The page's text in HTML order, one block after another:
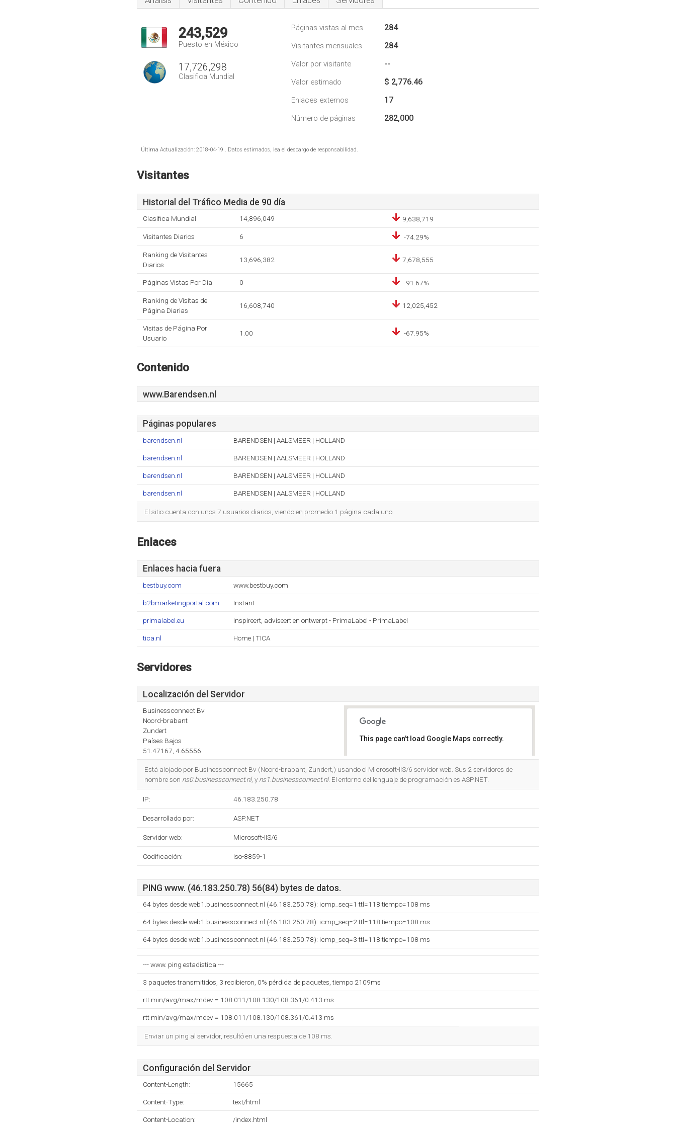
243,529
Puesto en México
17,726,298
Clasifica Mundial
Páginas vistas al mes 284
Visitantes mensuales 284
Valor por visitante --
Valor estimado $ 2,776.46
Enlaces externos 17
Número de páginas 282,000
Última Actualización: 2018-04-19 . Datos estimados, lea el descargo de responsabilidad.
Visitantes
Historial del Tráfico Media de 90 día
Clasifica Mundial 14,896,049 9,638,719
Visitantes Diarios 6 -74.29%
Ranking de Visitantes
Diarios
13,696,382 7,678,555
Páginas Vistas Por Dia 0 -91.67%
Ranking de Visitas de
Página Diarias
16,608,740 12,025,452
Visitas de Página Por
Usuario
1.00 -67.95%
Contenido
www.Barendsen.nl
Páginas populares
barendsen.nl BARENDSEN | AALSMEER | HOLLAND
barendsen.nl BARENDSEN | AALSMEER | HOLLAND
barendsen.nl BARENDSEN | AALSMEER | HOLLAND
barendsen.nl BARENDSEN | AALSMEER | HOLLAND
El sitio cuenta con unos 7 usuarios diarios, viendo en promedio 1 página cada uno.
Enlaces
Enlaces hacia fuera
bestbuy.com www.bestbuy.com
b2bmarketingportal.com Instant
primalabel.eu inspireert, adviseert en ontwerpt - PrimaLabel - PrimaLabel
tica.nl Home | TICA
Servidores
Localización del Servidor
Businessconnect Bv
Noord-brabant
Zundert
Países Bajos
51.47167, 4.65556
This page can't load Google Maps correctly.
Está alojado por Businessconnect Bv (Noord-brabant, Zundert,) usando el Microsoft-IIS/6 servidor web. Sus 2 servidores de
nombre son ns0.businessconnect.nl, y ns1.businessconnect.nl. El entorno del lenguaje de programación es ASP.NET.
IP: 46.183.250.78
Desarrollado por: ASP.NET
Servidor web: Microsoft-IIS/6
Codificación: iso-8859-1
PING www. (46.183.250.78) 56(84) bytes de datos.
64 bytes desde web1.businessconnect.nl (46.183.250.78): icmp_seq=1 ttl=118 tiempo=108 ms
64 bytes desde web1.businessconnect.nl (46.183.250.78): icmp_seq=2 ttl=118 tiempo=108 ms
64 bytes desde web1.businessconnect.nl (46.183.250.78): icmp_seq=3 ttl=118 tiempo=108 ms
--- www. ping estadística ---
3 paquetes transmitidos, 3 recibieron, 0% pérdida de paquetes, tiempo 2109ms
rtt min/avg/max/mdev = 108.011/108.130/108.361/0.413 ms
rtt min/avg/max/mdev = 108.011/108.130/108.361/0.413 ms
Enviar un ping al servidor, resultó en una respuesta de 108 ms.
Configuración del Servidor
Content-Length: 15665
Content-Type: text/html
Content-Location: /index.html